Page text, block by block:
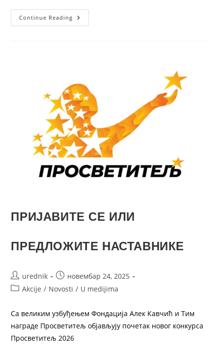
Continue Reading
ПРИЈАВИТЕ СЕ ИЛИ
ПРЕДЛОЖИТЕ НАСТАВНИКЕ
urednik
новембар 24, 2025
Akcije / Novosti / U medijima
Са великим узбуђењем Фондација Алек Кавчић и Тим
награде Просветитељ објављују почетак новог конкурса
Просветитељ 2026